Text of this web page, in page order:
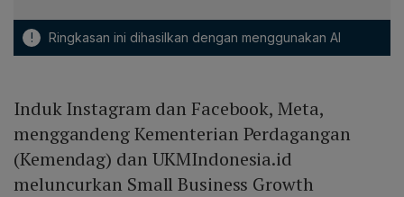
! Ringkasan ini dihasilkan dengan menggunakan AI
Induk Instagram dan Facebook, Meta,
menggandeng Kementerian Perdagangan
(Kemendag) dan UKMIndonesia.id
meluncurkan Small Business Growth